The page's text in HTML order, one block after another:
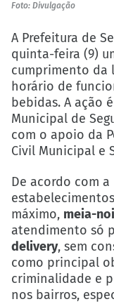
Foto: Divulgação
A Prefeitura de
quinta-feira (9)
cumprimento da
horário de
bebidas. A ação
Municipal de
com o apoio da
Civil Municipal e
De acordo com
máximo, meia-
atendimento só
delivery, sem
como principal
criminalidade e
nos bairros,